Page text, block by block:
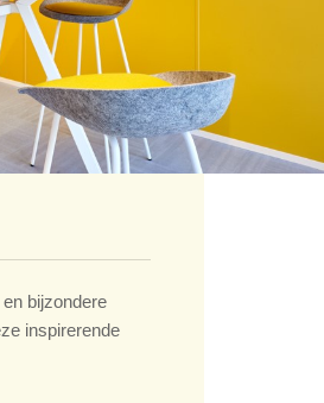
bijzondere
inspirerende